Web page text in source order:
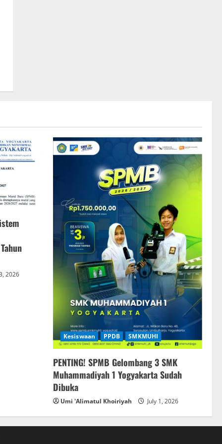
2026
Kesiswaan PPDB SMKMUHI
PENTING! SPMB Gelombang 3 SMK
Muhammadiyah 1 Yogyakarta Sudah
Dibuka
Umi 'Alimatul Khoiriyah July 1, 2026